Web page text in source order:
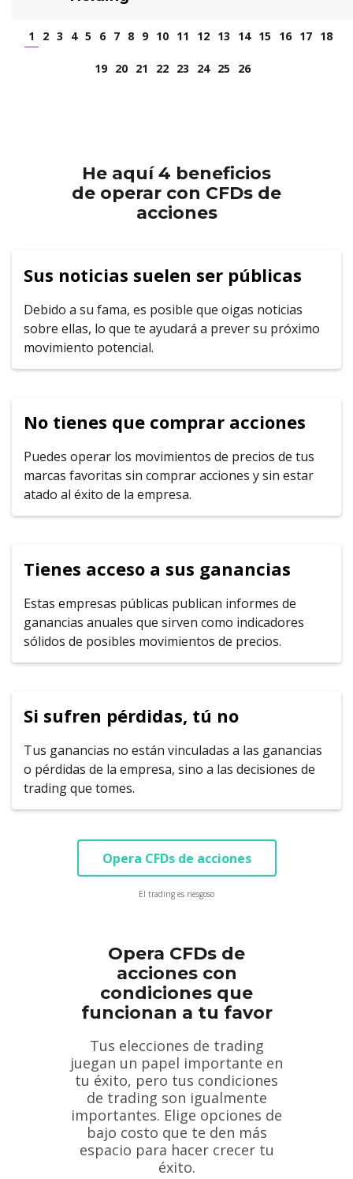
1 2 3 4 5 6 7 8 9 10 11 12 13 14 15 16 17 18
19 20 21 22 23 24 25 26
He aquí 4 beneficios
de operar con CFDs de
acciones
Sus noticias suelen ser públicas
Debido a su fama, es posible que oigas noticias
sobre ellas, lo que te ayudará a prever su próximo
movimiento potencial.
No tienes que comprar acciones
Puedes operar los movimientos de precios de tus
marcas favoritas sin comprar acciones y sin estar
atado al éxito de la empresa.
Tienes acceso a sus ganancias
Estas empresas públicas publican informes de
ganancias anuales que sirven como indicadores
sólidos de posibles movimientos de precios.
Si sufren pérdidas, tú no
Tus ganancias no están vinculadas a las ganancias
o pérdidas de la empresa, sino a las decisiones de
trading que tomes.
Opera CFDs de acciones
El trading es riesgoso
Opera CFDs de
acciones con
condiciones que
funcionan a tu favor
Tus elecciones de trading
juegan un papel importante en
tu éxito, pero tus condiciones
de trading son igualmente
importantes. Elige opciones de
bajo costo que te den más
espacio para hacer crecer tu
éxito.